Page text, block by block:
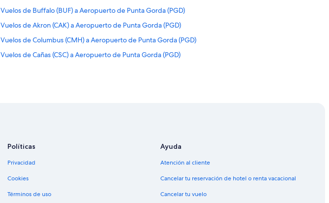
Vuelos de Buffalo (BUF) a Aeropuerto de Punta Gorda (PGD)
Vuelos de Akron (CAK) a Aeropuerto de Punta Gorda (PGD)
Vuelos de Columbus (CMH) a Aeropuerto de Punta Gorda (PGD)
Vuelos de Cañas (CSC) a Aeropuerto de Punta Gorda (PGD)
Vuelos de Wisconsin Rapids (ISW) a Aeropuerto de Punta Gorda (PGD)
Políticas
Privacidad
Cookies
Términos de uso
Ayuda
Atención al cliente
Cancelar tu reservación de hotel o renta vacacional
Cancelar tu vuelo